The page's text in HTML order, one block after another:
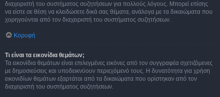
διαχειριστή του συστήματος συζητήσεων για πολλούς λόγους. Μπορεί επίσης
να είστε σε θέση να κλειδώσετε δικά σας θέματα, ανάλογα με τα δικαιώματα που
χορηγούνται από τον διαχειριστή του συστήματος συζητήσεων.
Κορυφή
Τι είναι τα εικονίδια θεμάτων;
Τα εικονίδια θεμάτων είναι επιλεγμένες εικόνες από τον συγγραφέα σχετιζόμενες
με δημοσιεύσεις και υποδεικνύουν περιεχόμενό τους. Η δυνατότητα για χρήση
εικονιδίων θεμάτων εξαρτάται από τα δικαιώματα που ορίστηκαν από τον
διαχειριστή του συστήματος συζητήσεων.